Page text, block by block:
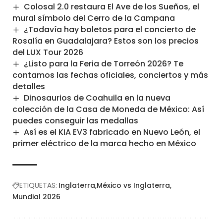
Colosal 2.0 restaura El Ave de los Sueños, el
mural símbolo del Cerro de la Campana
¿Todavía hay boletos para el concierto de
Rosalía en Guadalajara? Estos son los precios
del LUX Tour 2026
¿Listo para la Feria de Torreón 2026? Te
contamos las fechas oficiales, conciertos y más
detalles
Dinosaurios de Coahuila en la nueva
colección de la Casa de Moneda de México: Así
puedes conseguir las medallas
Así es el KIA EV3 fabricado en Nuevo León, el
primer eléctrico de la marca hecho en México
ETIQUETAS: Inglaterra México vs Inglaterra
Mundial 2026